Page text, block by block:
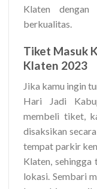
Klaten
berkualitas.
Tiket Masuk
Klaten 2023
Jika kamu ingin
Hari Jadi
membeli tiket,
disaksikan
tempat parkir
Klaten,
lokasi. Sembari